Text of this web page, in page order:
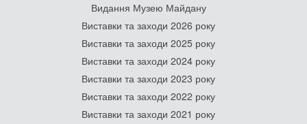
Видання Музею Майдану
Виставки та заходи 2026 року
Виставки та заходи 2025 року
Виставки та заходи 2024 року
Виставки та заходи 2023 року
Виставки та заходи 2022 року
Виставки та заходи 2021 року